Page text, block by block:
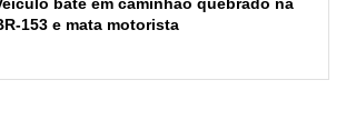
153 e mata motorista